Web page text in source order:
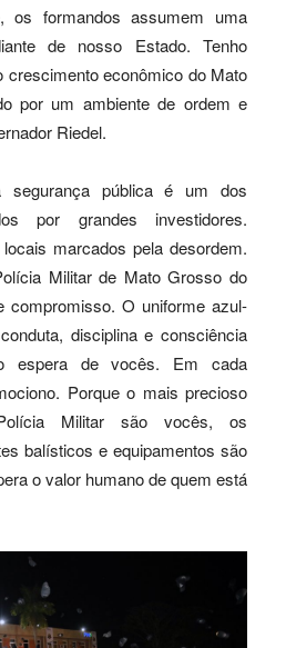
os formandos assumem uma
de nosso Estado. Tenho
crescimento econômico do Mato
por um ambiente de ordem e
Riedel.
pública é um dos
por grandes investidores.
marcados pela desordem.
Militar de Mato Grosso do
O uniforme azul-
disciplina e consciência
espera de vocês. Em cada
Porque o mais precioso
Militar são vocês, os
balísticos e equipamentos são
o valor humano de quem está